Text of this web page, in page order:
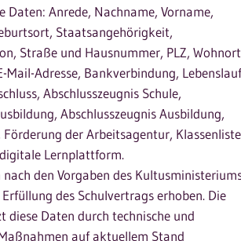
Daten: Anrede, Nachname, Vorname,
Staatsangehörigkeit,
Straße und Hausnummer, PLZ,
Mail-Adresse, Bankverbindung,
Abschlusszeugnis Schule,
Abschlusszeugnis Ausbildung,
der Arbeitsagentur,
Lernplattform.
den Vorgaben des
des Schulvertrags erhoben. Die
diese Daten durch technische und
auf aktuellem Stand